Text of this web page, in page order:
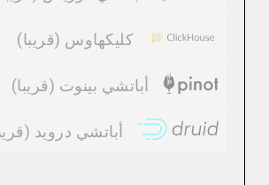
كليكهاوس (قريبا)
أباتشي بينوت (قريبا)
أباتشي درويد